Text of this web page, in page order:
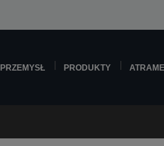
PRZEMYSŁ PRODUKTY